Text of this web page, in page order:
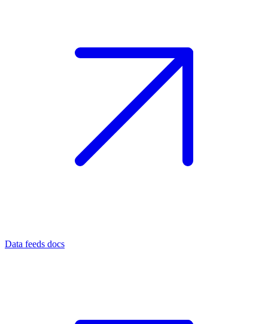
Data feeds docs